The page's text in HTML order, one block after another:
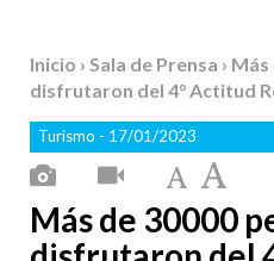
Inicio › Sala de Prensa ›
disfrutaron del 4° Actitud
Turismo - 17/01/2023
Más de 30000